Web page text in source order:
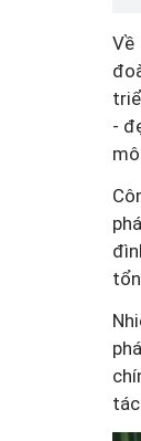
Về
-